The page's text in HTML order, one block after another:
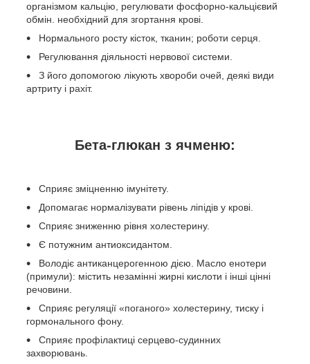
організмом кальцію, регулювати фосфорно-кальцієвий
обмін. необхідний для згортання крові.
Нормального росту кісток, тканин; роботи серця.
Регулювання діяльності нервової системи.
З його допомогою лікують хвороби очей, деякі види
артриту і рахіт.
Бета-глюкан з ячменю:
Сприяє зміцненню імунітету.
Допомагає нормалізувати рівень ліпідів у крові.
Сприяє зниженню рівня холестерину.
Є потужним антиоксидантом.
Володіє антиканцерогенною дією. Масло енотери
(примули): містить незамінні жирні кислоти і інші цінні
речовини.
Сприяє регуляції «поганого» холестерину, тиску і
гормонального фону.
Сприяє профілактиці серцево-судинних
захворювань.